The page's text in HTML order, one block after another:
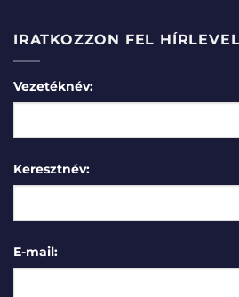
IRATKOZZON FEL
Vezetéknév:
Keresztnév:
E-mail: